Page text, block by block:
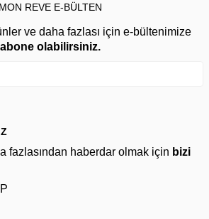
MON REVE E-BÜLTEN
ve daha fazlası için e-bültenimize
abone olabilirsiniz.
fazlasından haberdar olmak için bizi